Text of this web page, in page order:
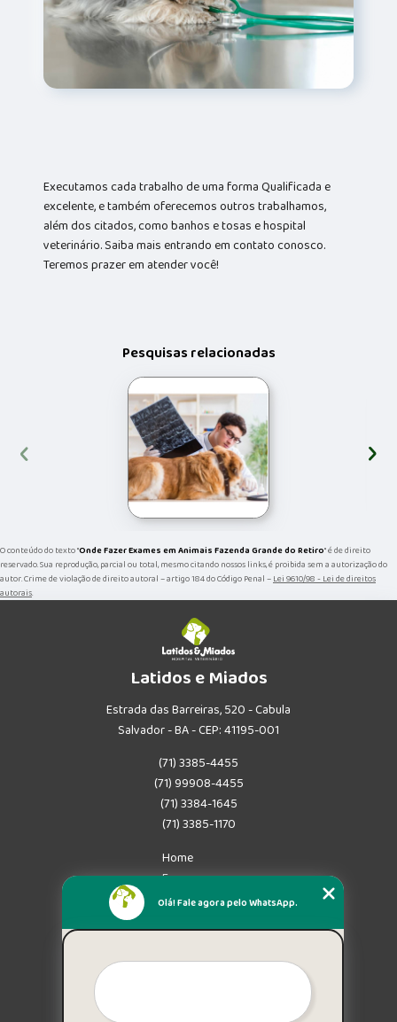
Executamos cada trabalho de uma forma Qualificada e
excelente, e também oferecemos outros trabalhamos,
além dos citados, como banhos e tosas e hospital
veterinário. Saiba mais entrando em contato conosco.
Teremos prazer em atender você!
Pesquisas relacionadas
‹ ›
O conteúdo do texto "Onde Fazer Exames em Animais Fazenda Grande do Retiro" é de direito
reservado. Sua reprodução, parcial ou total, mesmo citando nossos links, é proibida sem a autorização do
autor. Crime de violação de direito autoral – artigo 184 do Código Penal –Lei 9610/98 - Lei de direitos
autorais.
Latidos e Miados
Estrada das Barreiras, 520 - Cabula
Salvador - BA - CEP: 41195-001
(71) 3385-4455
(71) 99908-4455
(71) 3384-1645
(71) 3385-1170
Home
Empresa
Missão
Mapa do site
Olá! Fale agora pelo WhatsApp.